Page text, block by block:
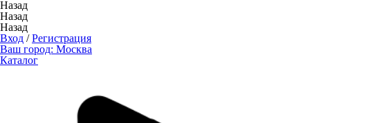
Назад
Назад
Назад
Вход /Регистрация
Ваш город: Москва
Каталог